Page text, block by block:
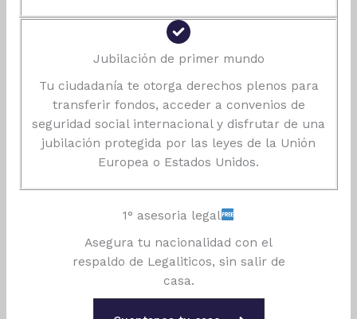
Jubilación de primer mundo
Tu ciudadanía te otorga derechos plenos para
transferir fondos, acceder a convenios de
seguridad social internacional y disfrutar de una
jubilación protegida por las leyes de la Unión
Europea o Estados Unidos.
1° asesoria legal
Asegura tu nacionalidad con el
respaldo de Legaliticos, sin salir de
casa.